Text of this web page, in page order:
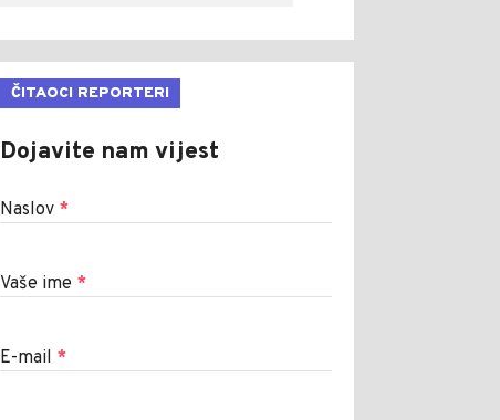
ČITAOCI REPORTERI
Dojavite nam vijest
Naslov *
Vaše ime *
E-mail *